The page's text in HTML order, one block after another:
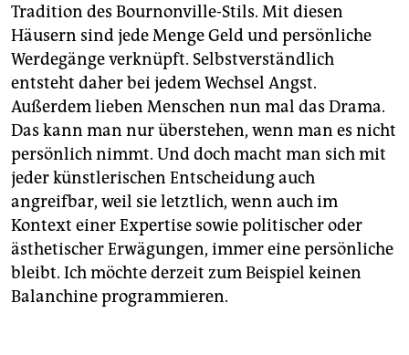
Tradition des Bournonville-Stils. Mit diesen
Häusern sind jede Menge Geld und persönliche
Werdegänge verknüpft. Selbstverständlich
entsteht daher bei jedem Wechsel Angst.
Außerdem lieben Menschen nun mal das Drama.
Das kann man nur überstehen, wenn man es nicht
persönlich nimmt. Und doch macht man sich mit
jeder künstlerischen Entscheidung auch
angreifbar, weil sie letztlich, wenn auch im
Kontext einer Expertise sowie politischer oder
ästhetischer Erwägungen, immer eine persönliche
bleibt. Ich möchte derzeit zum Beispiel keinen
Balanchine programmieren.